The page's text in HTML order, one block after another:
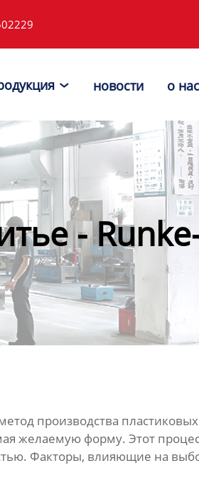
 новости о нас
-
производства
желаемую форму. Этот
Факторы, влияющие на